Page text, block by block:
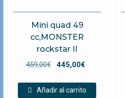
Mini quad 49
cc,MONSTER
rockstar II
459,00€
El
original
445,00€
Añadir al carrito